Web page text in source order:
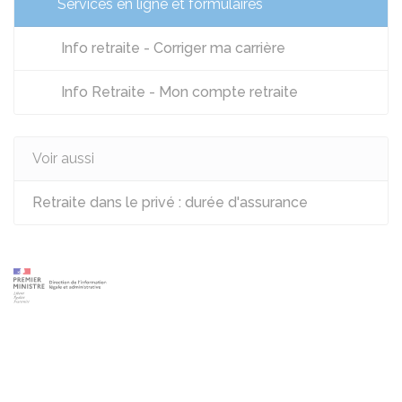
Services en ligne et formulaires
Info retraite - Corriger ma carrière
Info Retraite - Mon compte retraite
Voir aussi
Retraite dans le privé : durée d'assurance